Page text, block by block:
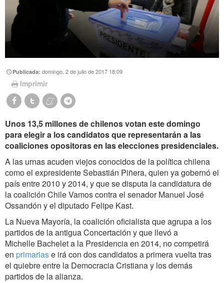
Publicada:domingo, 2 de julio de 2017 18:09
Imprimir
Unos 13,5 millones de chilenos votan este domingo
para elegir a los candidatos que representarán a las
coaliciones opositoras en las elecciones presidenciales.
A las urnas acuden viejos conocidos de la política chilena
como el expresidente Sebastián Piñera, quien ya gobernó el
país entre 2010 y 2014, y que se disputa la candidatura de
la coalición Chile Vamos contra el senador Manuel José
Ossandón y el diputado Felipe Kast.
La Nueva Mayoría, la coalición oficialista que agrupa a los
partidos de la antigua Concertación y que llevó a
Michelle Bachelet a la Presidencia en 2014, no competirá
en primariase irá con dos candidatos a primera vuelta tras
el quiebre entre la Democracia Cristiana y los demás
partidos de la alianza.